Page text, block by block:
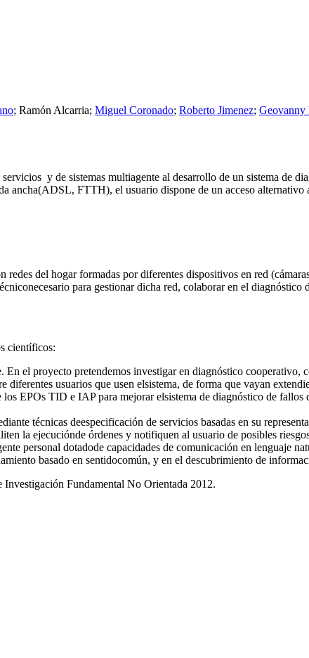
; Ramón Alcarria; Miguel Coronado; Roberto Jimenez; Geovanny
y de sistemas multiagente al desarrollo de un sistema de
ancha(ADSL, FTTH), el usuario dispone de un acceso
del hogar formadas por diferentes dispositivos en red
para gestionar dicha red, colaborar en el diagnóstico
científicos:
el proyecto pretendemos investigar en diagnóstico cooperativo,
usuarios que usen elsistema, de forma que vayan
EPOs TID e IAP para mejorar elsistema de diagnóstico de fallos
técnicas deespecificación de servicios basadas en su
la ejecuciónde órdenes y notifiquen al usuario de posibles
personal dotadode capacidades de comunicación en lenguaje
basado en sentidocomún, y en el descubrimiento de
Fundamental No Orientada 2012.